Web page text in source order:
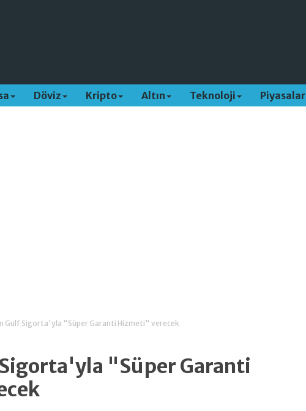
Döviz Kripto Altın Teknoloji Piyasalar
Gulf Sigorta'yla "Süper Garanti Hizmeti" verecek
"Süper Garanti